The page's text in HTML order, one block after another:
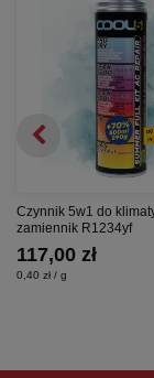
Napięcie robocze
Stopień ochrony -
Klasa ochrony - II
Klasa
Wymiary: szer. 20
Czynnik 5w1 do
zamiennik R1234yf
117,00 zł
0,40 zł / g